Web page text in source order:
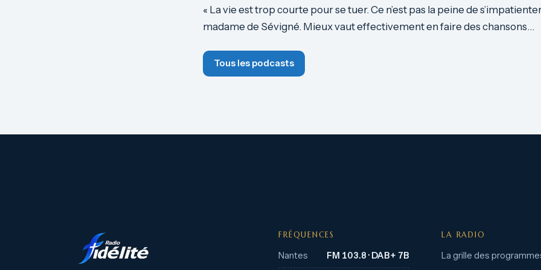
« La vie est trop courte pour se tuer. Ce n’est pas la peine de
madame de Sévigné. Mieux vaut effectivement en faire des chansons…
Tous les podcasts
FRÉQUENCES
Nantes FM 103.8 · DAB+ 7B
LA RADIO
La grille des